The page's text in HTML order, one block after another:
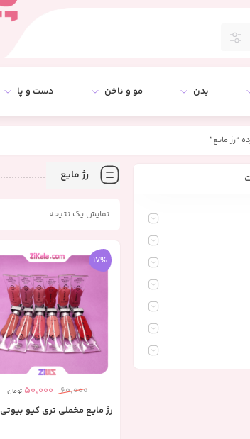
بدن مو و ناخن دست و پا
“رژ مایع”
رژ مایع
نمایش یک نتیجه
17%
60,000
50,000 تومان
رژ مایع مخملی تری کیو بیوتی